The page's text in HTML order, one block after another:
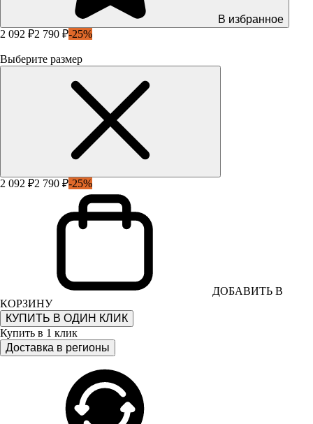
В избранное
2 092 ₽2 790 ₽-25%
Выберите размер
2 092 ₽2 790 ₽-25%
ДОБАВИТЬ В
КОРЗИНУ
КУПИТЬ В ОДИН КЛИК
Купить в 1 клик
Доставка в регионы